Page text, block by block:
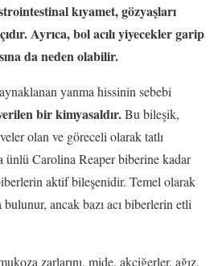
kıyamet, gözyaşları
Ayrıca, bol acılı yiyecekler garip
da neden olabilir.
yanma hissinin sebebi
bir kimyasaldır.Bu bileşik,
olan ve göreceli olarak tatlı
ünlü Carolina Reaper biberine kadar
aktif bileşenidir. Temel olarak
ancak bazı acı biberlerin etli
zarlarını, mide, akciğerler, ağız,